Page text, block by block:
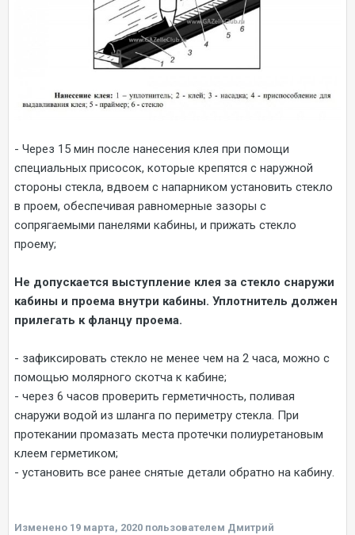
- Через 15 мин после нанесения клея при помощи
специальных присосок, которые крепятся с наружной
стороны стекла, вдвоем с напарником установить стекло
в проем, обеспечивая равномерные зазоры с
сопрягаемыми панелями кабины, и прижать стекло
проему;
Не допускается выступление клея за стекло снаружи
кабины и проема внутри кабины. Уплотнитель должен
прилегать к фланцу проема.
- зафиксировать стекло не менее чем на 2 часа, можно с
помощью молярного скотча к кабине;
- через 6 часов проверить герметичность, поливая
снаружи водой из шланга по периметру стекла. При
протекании промазать места протечки полиуретановым
клеем герметиком;
- установить все ранее снятые детали обратно на кабину.
Изменено 19 марта, 2020 пользователем Дмитрий